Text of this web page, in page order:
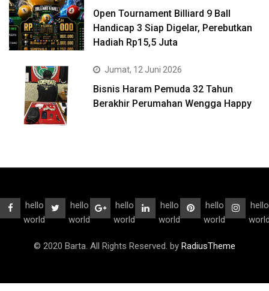
Open Tournament Billiard 9 Ball
Handicap 3 Siap Digelar, Perebutkan
Hadiah Rp15,5 Juta
Jumat, 12 Juni 2026
Bisnis Haram Pemuda 32 Tahun
Berakhir Perumahan Wengga Happy
hello
world
hello
world
hello
world
hello
world
hello
world
hello
© 2020 Barta. All Rights Reserved. by RadiusTheme